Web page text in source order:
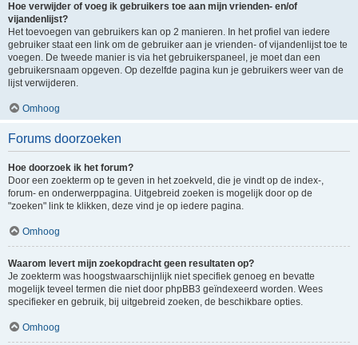
Hoe verwijder of voeg ik gebruikers toe aan mijn vrienden- en/of
vijandenlijst?
Het toevoegen van gebruikers kan op 2 manieren. In het profiel van iedere
gebruiker staat een link om de gebruiker aan je vrienden- of vijandenlijst toe te
voegen. De tweede manier is via het gebruikerspaneel, je moet dan een
gebruikersnaam opgeven. Op dezelfde pagina kun je gebruikers weer van de
lijst verwijderen.
Omhoog
Forums doorzoeken
Hoe doorzoek ik het forum?
Door een zoekterm op te geven in het zoekveld, die je vindt op de index-,
forum- en onderwerppagina. Uitgebreid zoeken is mogelijk door op de
"zoeken" link te klikken, deze vind je op iedere pagina.
Omhoog
Waarom levert mijn zoekopdracht geen resultaten op?
Je zoekterm was hoogstwaarschijnlijk niet specifiek genoeg en bevatte
mogelijk teveel termen die niet door phpBB3 geïndexeerd worden. Wees
specifieker en gebruik, bij uitgebreid zoeken, de beschikbare opties.
Omhoog